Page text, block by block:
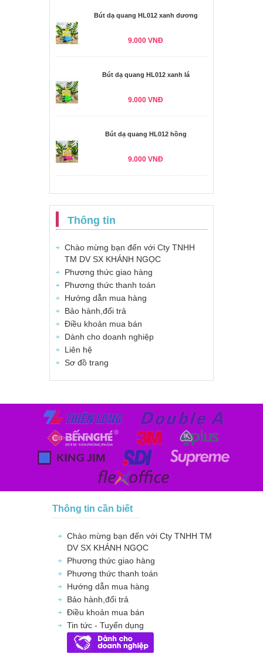
Bút dạ quang HL012 xanh dương
9.000 VNĐ
Bút dạ quang HL012 xanh lá
9.000 VNĐ
Bút dạ quang HL012 hồng
9.000 VNĐ
Thông tin
Chào mừng bạn đến với Cty TNHH
TM DV SX KHÁNH NGỌC
Phương thức giao hàng
Phương thức thanh toán
Hướng dẫn mua hàng
Bảo hành,đổi trả
Điều khoản mua bán
Dành cho doanh nghiệp
Liên hệ
Sơ đồ trang
Thông tin cần biết
Chào mừng bạn đến với Cty TNHH TM
DV SX KHÁNH NGỌC
Phương thức giao hàng
Phương thức thanh toán
Hướng dẫn mua hàng
Bảo hành,đổi trả
Điều khoản mua bán
Tin tức - Tuyển dụng